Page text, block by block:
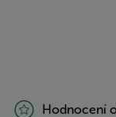
Hodnocení